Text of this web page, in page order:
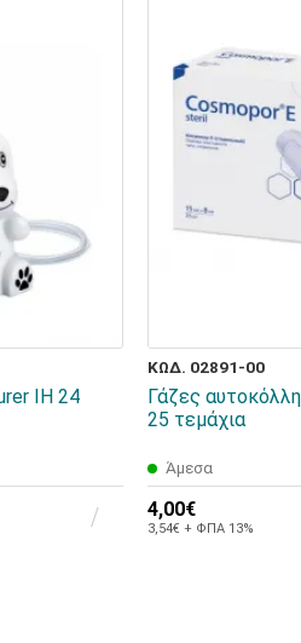
IH 24
ΚΩΔ. 02891-00
Γάζες
25 τεμάχια
Άμεσα
4,00€
3,54€ + ΦΠΑ 13%